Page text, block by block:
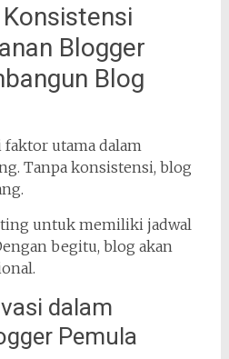
Blogger
Blog
utama dalam
Tanpa konsistensi, blog
untuk memiliki jadwal
begitu, blog akan
dalam
Pemula